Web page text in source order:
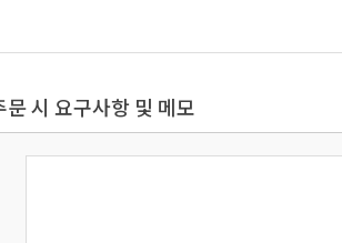
문 시 요구사항 및 메모